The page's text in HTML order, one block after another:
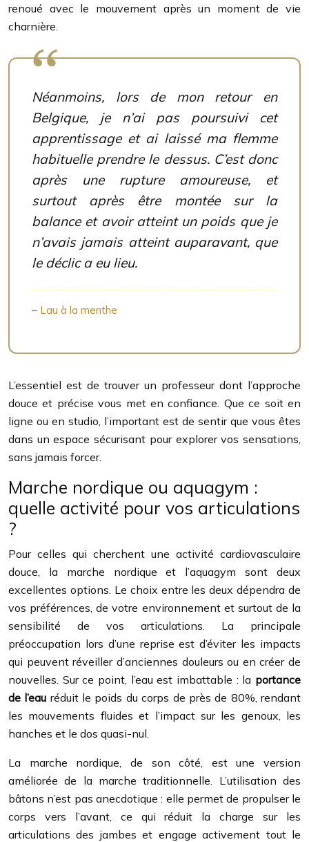
renoué avec le mouvement après un moment de vie
charnière.
Néanmoins, lors de mon retour en
Belgique, je n’ai pas poursuivi cet
apprentissage et ai laissé ma flemme
habituelle prendre le dessus. C’est donc
après une rupture amoureuse, et
surtout après être montée sur la
balance et avoir atteint un poids que je
n’avais jamais atteint auparavant, que
le déclic a eu lieu.
– Lau à la menthe
L’essentiel est de trouver un professeur dont l’approche
douce et précise vous met en confiance. Que ce soit en
ligne ou en studio, l’important est de sentir que vous êtes
dans un espace sécurisant pour explorer vos sensations,
sans jamais forcer.
Marche nordique ou aquagym :
quelle activité pour vos articulations
?
Pour celles qui cherchent une activité cardiovasculaire
douce, la marche nordique et l’aquagym sont deux
excellentes options. Le choix entre les deux dépendra de
vos préférences, de votre environnement et surtout de la
sensibilité de vos articulations. La principale
préoccupation lors d’une reprise est d’éviter les impacts
qui peuvent réveiller d’anciennes douleurs ou en créer de
nouvelles. Sur ce point, l’eau est imbattable : la portance
de l’eau réduit le poids du corps de près de 80%, rendant
les mouvements fluides et l’impact sur les genoux, les
hanches et le dos quasi-nul.
La marche nordique, de son côté, est une version
améliorée de la marche traditionnelle. L’utilisation des
bâtons n’est pas anecdotique : elle permet de propulser le
corps vers l’avant, ce qui réduit la charge sur les
articulations des jambes et engage activement tout le